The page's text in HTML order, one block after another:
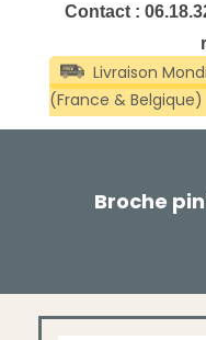
Contact :
Broche